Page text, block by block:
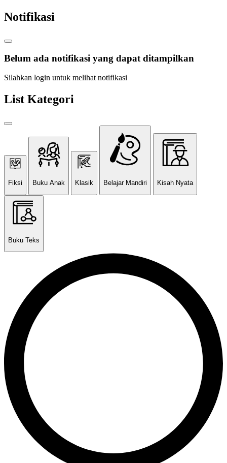
Notifikasi
Belum ada notifikasi yang dapat ditampilkan
Silahkan login untuk melihat notifikasi
List Kategori
Fiksi Buku Anak Klasik Belajar Mandiri Kisah Nyata
Buku Teks